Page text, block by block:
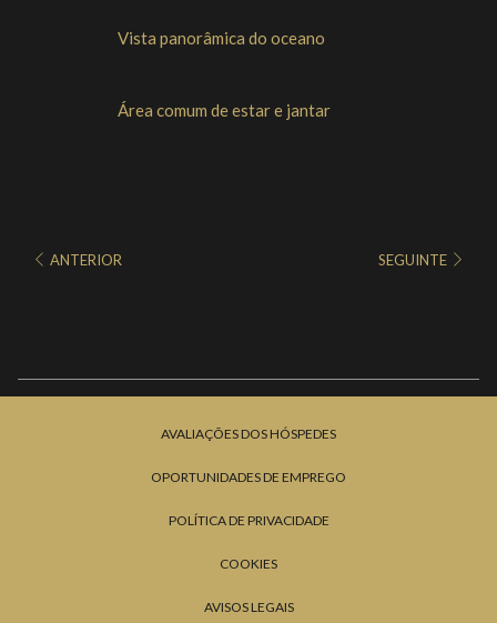
Vista panorâmica do oceano
Área comum de estar e jantar
ANTERIOR SEGUINTE
AVALIAÇÕES DOS HÓSPEDES
OPORTUNIDADES DE EMPREGO
POLÍTICA DE PRIVACIDADE
COOKIES
AVISOS LEGAIS